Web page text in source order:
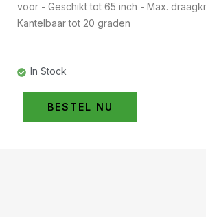
voor - Geschikt tot 65 inch - Max.
Kantelbaar tot 20 graden
In Stock
BESTEL NU